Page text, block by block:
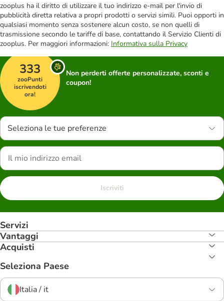
zooplus ha il diritto di utilizzare il tuo indirizzo e-mail per l'invio di
pubblicità diretta relativa a propri prodotti o servizi simili. Puoi opporti in
qualsiasi momento senza sostenere alcun costo, se non quelli di
trasmissione secondo le tariffe di base, contattando il Servizio Clienti di
zooplus. Per maggiori informazioni: Informativa sulla Privacy
333
zooPunti
iscrivendoti
ora!
Non perderti offerte personalizzate, sconti e
coupon!
Seleziona le tue preferenze
Iscriviti
Servizi
Vantaggi
Acquisti
Seleziona Paese
Italia / it